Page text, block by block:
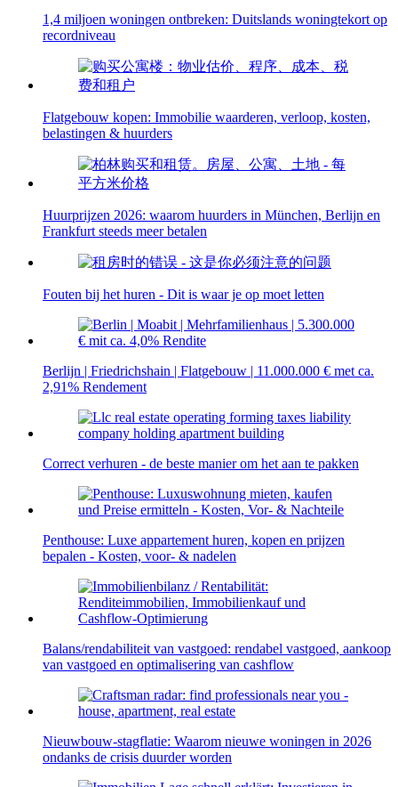
1,4 miljoen woningen ontbreken: Duitslands woningtekort op
recordniveau
Flatgebouw kopen: Immobilie waarderen, verloop, kosten,
belastingen & huurders
Huurprijzen 2026: waarom huurders in München, Berlijn en
Frankfurt steeds meer betalen
Fouten bij het huren - Dit is waar je op moet letten
Berlijn | Friedrichshain | Flatgebouw | 11.000.000 € met ca.
2,91% Rendement
Correct verhuren - de beste manier om het aan te pakken
Penthouse: Luxe appartement huren, kopen en prijzen
bepalen - Kosten, voor- & nadelen
Balans/rendabiliteit van vastgoed: rendabel vastgoed, aankoop
van vastgoed en optimalisering van cashflow
Nieuwbouw-stagflatie: Waarom nieuwe woningen in 2026
ondanks de crisis duurder worden